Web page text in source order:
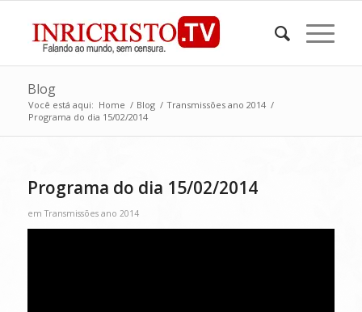
Blog
Você está aqui: Home / Blog / Transmissões ano 2014 /
Programa do dia 15/02/2014
Programa do dia 15/02/2014
emTransmissões ano 2014